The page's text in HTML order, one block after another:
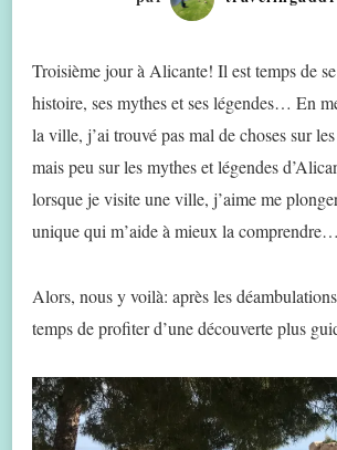
Troisième jour à Alicante! Il est temps de
histoire, ses mythes et ses légendes… En
la ville, j’ai trouvé pas mal de choses sur
mais peu sur les mythes et légendes
lorsque je visite une ville, j’aime me
unique qui m’aide à mieux la comprendre…
Alors, nous y voilà: après les
temps de profiter d’une découverte plus